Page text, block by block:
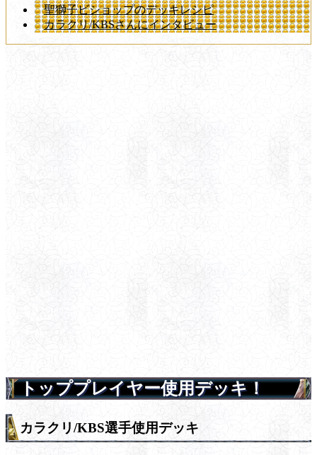
聖獅子ビショップのデッキレシピ
カラクリ/KBSさんにインタビュー
トッププレイヤー使用デッキ！
カラクリ/KBS選手使用デッキ